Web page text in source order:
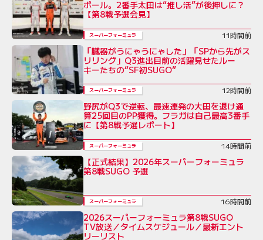
ポール。2番手太田は“推し活”が後押しに？
【第8戦予選会見】
スーパーフォーミュラ 11時間前
「臓器がうにゃうにゃした」「SPから先がス
リリング」Q3進出目前の活躍見せたルー
キーたちの“SF初SUGO”
スーパーフォーミュラ 12時間前
野尻がQ3で逆転、最速連発の大田を退け通
算25回目のPP獲得。フラガは自己最高3番手
に【第8戦予選レポート】
スーパーフォーミュラ 14時間前
【正式結果】2026年スーパーフォーミュラ
第8戦SUGO 予選
スーパーフォーミュラ 16時間前
2026スーパーフォーミュラ第8戦SUGO
TV放送／タイムスケジュール／最新エント
リーリスト